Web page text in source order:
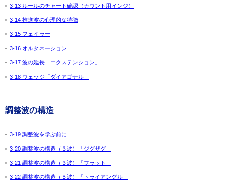
3-13 ルールのチャート確認（カウント用インジ）
3-14 推進波の心理的な特徴
3-15 フェイラー
3-16 オルタネーション
3-17 波の延長「エクステンション」
3-18 ウェッジ「ダイアゴナル」
調整波の構造
3-19 調整波を学ぶ前に
3-20 調整波の構造（３波）「ジグザグ」
3-21 調整波の構造（３波）「フラット」
3-22 調整波の構造（５波）「トライアングル」